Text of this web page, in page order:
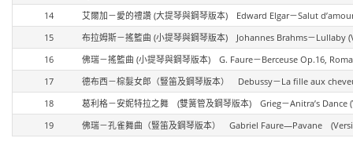
14
艾爾加－愛的禮讚 (大提琴與鋼琴版本) Edward Elgar－Salut
15
布拉姆斯－搖籃曲 (小提琴與鋼琴版本) Johannes Brahms－Lullaby
16
佛瑞－搖籃曲 (小提琴與鋼琴版本) G. Faure－Berceuse Op.16,
17
德布西－棕髮女郎（豎笛及鋼琴版本） Debussy－La fille aux
18
葛利格－安妮特拉之舞 (雙簧管及鋼琴版本) Grieg－Anitra’s Dance
19
佛瑞－孔雀舞曲（豎笛及鋼琴版本） Gabriel Faure—Pavane